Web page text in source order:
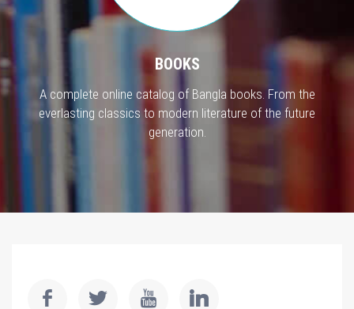
BOOKS
A complete online catalog of Bangla books. From the
everlasting classics to modern literature of the future
generation.